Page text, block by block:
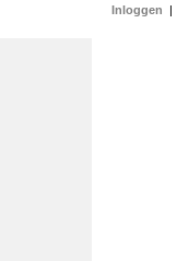
Inloggen |